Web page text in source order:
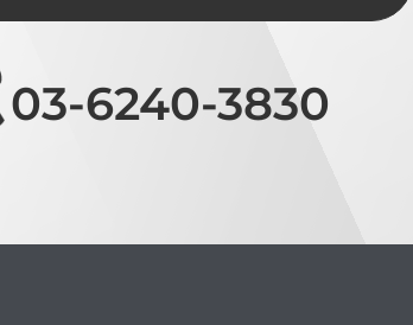
03-6240-3830